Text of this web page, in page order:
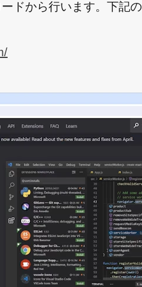
ドから行います。下記